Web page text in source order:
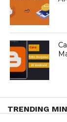
TRENDING